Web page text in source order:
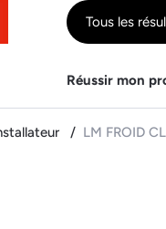
Tous les
Réussir mon
LM FROID